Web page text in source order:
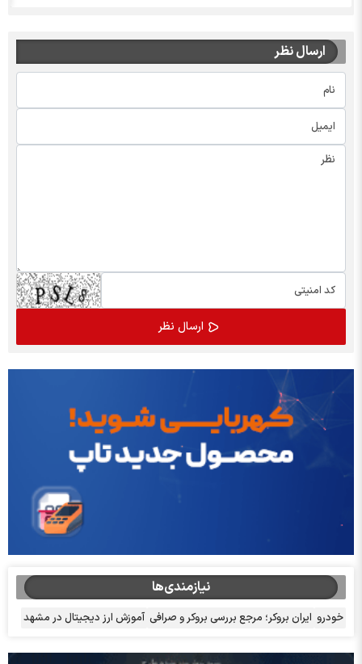
ارسال نظر
نیازمندی‌ها
خودرو ایران بروکر؛ مرجع بررسی بروکر و صرافی آموزش ارز دیجیتال در مشهد